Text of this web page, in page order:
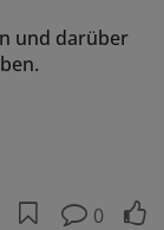
und darüber
0